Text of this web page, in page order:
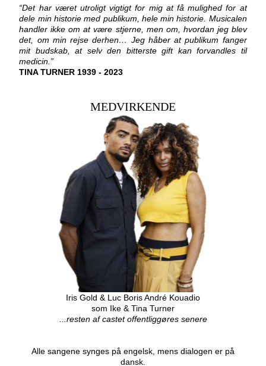
“Det har været utroligt vigtigt for mig at få mulighed for at
dele min historie med publikum, hele min historie. Musicalen
handler ikke om at være stjerne, men om, hvordan jeg blev
det, om min rejse derhen… Jeg håber at publikum fanger
mit budskab, at selv den bitterste gift kan forvandles til
medicin.”
TINA TURNER 1939 - 2023
MEDVIRKENDE
Iris Gold & Luc Boris André Kouadio
som Ike & Tina Turner
...resten af castet offentliggøres senere
Alle sangene synges på engelsk, mens dialogen er på
dansk.